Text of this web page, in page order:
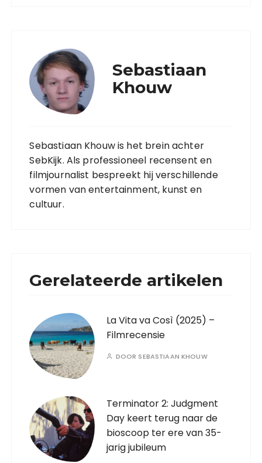
Sebastiaan
Khouw
Sebastiaan Khouw is het brein achter
SebKijk. Als professioneel recensent en
filmjournalist bespreekt hij verschillende
vormen van entertainment, kunst en
cultuur.
Gerelateerde artikelen
La Vita va Così (2025) –
Filmrecensie
DOOR SEBASTIAAN KHOUW
Terminator 2: Judgment
Day keert terug naar de
bioscoop ter ere van 35-
jarig jubileum